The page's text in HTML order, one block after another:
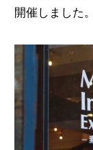
開催しました。